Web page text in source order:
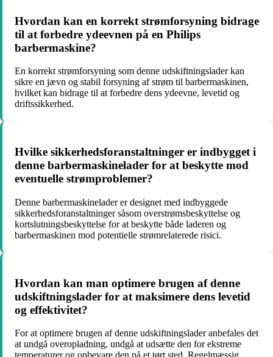
Hvordan kan en korrekt strømforsyning bidrage
til at forbedre ydeevnen på en Philips
barbermaskine?
En korrekt strømforsyning som denne udskiftningslader kan
sikre en jævn og stabil forsyning af strøm til barbermaskinen,
hvilket kan bidrage til at forbedre dens ydeevne, levetid og
driftssikkerhed.
Hvilke sikkerhedsforanstaltninger er indbygget i
denne barbermaskinelader for at beskytte mod
eventuelle strømproblemer?
Denne barbermaskinelader er designet med indbyggede
sikkerhedsforanstaltninger såsom overstrømsbeskyttelse og
kortslutningsbeskyttelse for at beskytte både laderen og
barbermaskinen mod potentielle strømrelaterede risici.
Hvordan kan man optimere brugen af denne
udskiftningslader for at maksimere dens levetid
og effektivitet?
For at optimere brugen af denne udskiftningslader anbefales det
at undgå overopladning, undgå at udsætte den for ekstreme